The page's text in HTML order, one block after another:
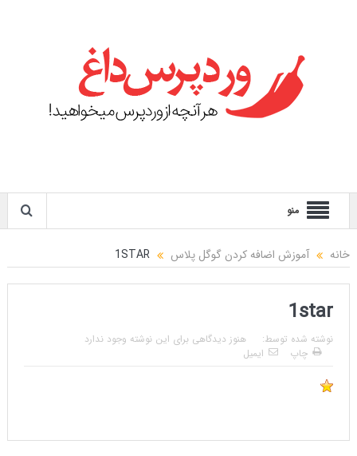
منو
خانه آموزش اضافه کردن گوگل پلاس 1STAR
1star
نوشته شده توسط:
هنوز دیدگاهی برای این نوشته وجود ندارد
چاپ
ایمیل